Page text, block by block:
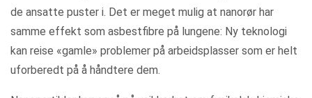
de ansatte puster i. Det er meget mulig at nanorør har
samme effekt som asbestfibre på lungene: Ny teknologi
kan reise «gamle» problemer på arbeidsplasser som er helt
uforberedt på å håndtere dem.